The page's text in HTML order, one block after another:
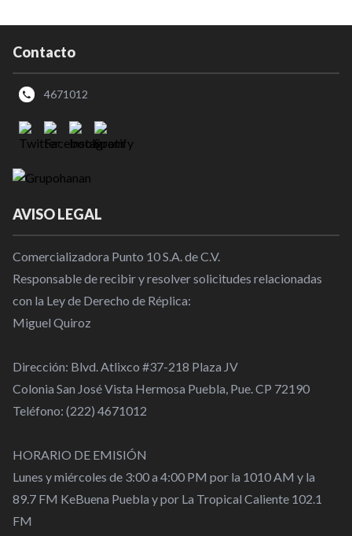
Contacto
4671012
AVISO LEGAL
Comercializadora Punto 10 S.A. de C.V.
Responsable de recibir y resolver solicitudes relacionadas
con la Ley de Derecho de Réplica:
Miguel Quiroz
Dirección: Blvd. Atlixco #37-218 Plaza JV
Colonia San José Vista Hermosa Puebla, Pue. CP 72190
Teléfono: (222) 4671012
HORARIO DE EMISIÓN
Lunes y miércoles de 3:00 a 4:00 PM por la 1010 AM y la
89.7 FM KeBuena Puebla y por La Tropical Caliente 102.1
FM